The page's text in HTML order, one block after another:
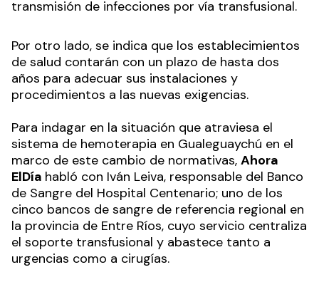
transmisión de infecciones por vía transfusional.
Por otro lado, se indica que los establecimientos
de salud contarán con un plazo de hasta dos
años para adecuar sus instalaciones y
procedimientos a las nuevas exigencias.
Para indagar en la situación que atraviesa el
sistema de hemoterapia en Gualeguaychú en el
marco de este cambio de normativas, Ahora
ElDía habló con Iván Leiva, responsable del Banco
de Sangre del Hospital Centenario; uno de los
cinco bancos de sangre de referencia regional en
la provincia de Entre Ríos, cuyo servicio centraliza
el soporte transfusional y abastece tanto a
urgencias como a cirugías.